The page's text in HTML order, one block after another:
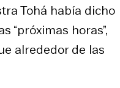
Tohá había dicho
“próximas horas”,
alrededor de las